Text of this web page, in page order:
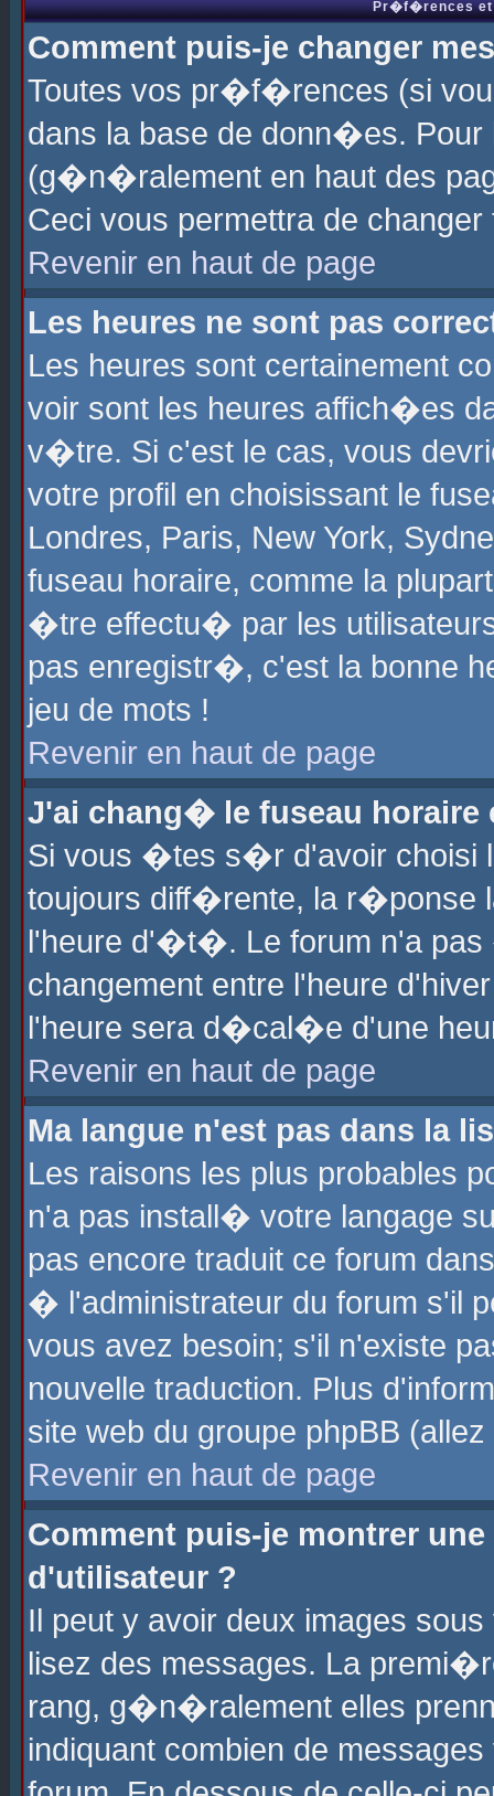
Pr�f�rences et
Comment puis-je changer
Toutes vos pr�f�rences (si
dans la base de donn�es.
(g�n�ralement en haut des
Ceci vous permettra de
Revenir en haut de page
Les heures ne sont pas
Les heures sont certainement
voir sont les heures affich�es
v�tre. Si c'est le cas, vous
votre profil en choisissant le
Londres, Paris, New York,
fuseau horaire, comme la
�tre effectu� par les
pas enregistr�, c'est la bonne
jeu de mots !
Revenir en haut de page
J'ai chang� le fuseau horaire
Si vous �tes s�r d'avoir choisi
toujours diff�rente, la r�ponse
l'heure d'�t�. Le forum n'a
changement entre l'heure
l'heure sera d�cal�e d'une
Revenir en haut de page
Ma langue n'est pas dans la
Les raisons les plus probables
n'a pas install� votre langage
pas encore traduit ce forum
� l'administrateur du forum s'il
vous avez besoin; s'il n'existe
nouvelle traduction. Plus
site web du groupe phpBB
Revenir en haut de page
Comment puis-je montrer
d'utilisateur ?
Il peut y avoir deux images
lisez des messages. La
rang, g�n�ralement elles
indiquant combien de